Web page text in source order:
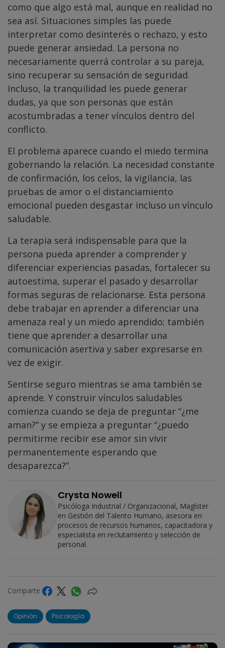
como que algo está mal, aunque en realidad no
sea así. Situaciones simples las puede
interpretar como desinterés o rechazo, y esto
puede generar ansiedad. La persona no
necesariamente querrá controlar a su pareja,
sino recuperar su sensación de seguridad.
Incluso, la tranquilidad les puede generar
dudas, ya que son personas que están
acostumbradas a tener vínculos dentro del
conflicto.
El problema aparece cuando el miedo termina
gobernando la relación. La necesidad constante
de confirmación, los celos, la vigilancia, las
pruebas de amor o el distanciamiento
emocional pueden desgastar incluso un vínculo
saludable.
La terapia será indispensable para que la
persona pueda aprender a comprender y
diferenciar experiencias pasadas, fortalecer su
autoestima, superar el pasado y desarrollar
formas seguras de relacionarse. Esta persona
debe trabajar en aprender a diferenciar una
amenaza real y un miedo aprendido; también
tiene que aprender a desarrollar una
comunicación asertiva y saber expresarse en
vez de exigir.
Sentirse seguro mientras se ama también se
aprende. Y construir vínculos saludables
comienza cuando se deja de preguntar “¿me
aman?” y se empieza a preguntar “¿puedo
permitirme recibir ese amor sin vivir
permanentemente esperando que
desaparezca?”.
Crysta Nowell
Psicóloga Industrial / Organizacional, Magíster
en Gestión del Talento Humano, asesora en
procesos de recursos humanos, capacitadora y
especialista en reclutamiento y selección de
personal.
Comparte
Opinión Psicología